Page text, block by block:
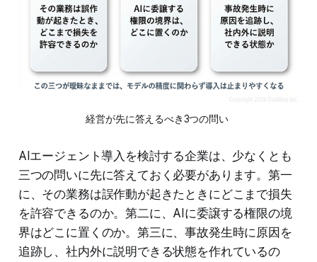
経営が先に答えるべき3つの問い
AIエージェント導入を検討する企業は、少なくとも
三つの問いに先に答えておく必要があります。第一
に、その業務は誤作動が起きたときにどこまで損失
を許容できるのか。第二に、AIに委譲する権限の境
界はどこに置くのか。第三に、事故発生時に原因を
追跡し、社内外に説明できる状態を作れているの